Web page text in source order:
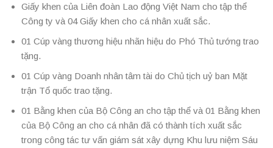
Giấy khen của Liên đoàn Lao động Việt Nam cho tập thể
Công ty và 04 Giấy khen cho cá nhân xuất sắc.
01 Cúp vàng thương hiệu nhãn hiệu do Phó Thủ tướng trao
tặng.
01 Cúp vàng Doanh nhân tâm tài do Chủ tịch uỷ ban Mặt
trận Tổ quốc trao tặng.
01 Bằng khen của Bộ Công an cho tập thể và 01 Bằng khen
của Bộ Công an cho cá nhân đã có thành tích xuất sắc
trong công tác tư vấn giám sát xây dựng Khu lưu niệm Sáu